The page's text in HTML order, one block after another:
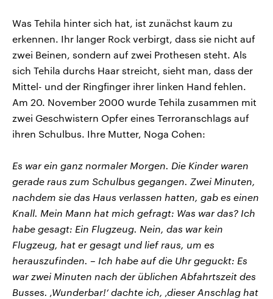
Was Tehila hinter sich hat, ist zunächst kaum zu
erkennen. Ihr langer Rock verbirgt, dass sie nicht auf
zwei Beinen, sondern auf zwei Prothesen steht. Als
sich Tehila durchs Haar streicht, sieht man, dass der
Mittel- und der Ringfinger ihrer linken Hand fehlen.
Am 20. November 2000 wurde Tehila zusammen mit
zwei Geschwistern Opfer eines Terroranschlags auf
ihren Schulbus. Ihre Mutter, Noga Cohen:
Es war ein ganz normaler Morgen. Die Kinder waren
gerade raus zum Schulbus gegangen. Zwei Minuten,
nachdem sie das Haus verlassen hatten, gab es einen
Knall. Mein Mann hat mich gefragt: Was war das? Ich
habe gesagt: Ein Flugzeug. Nein, das war kein
Flugzeug, hat er gesagt und lief raus, um es
herauszufinden. – Ich habe auf die Uhr geguckt: Es
war zwei Minuten nach der üblichen Abfahrtszeit des
Busses. ‚Wunderbar!‘ dachte ich, ‚dieser Anschlag hat